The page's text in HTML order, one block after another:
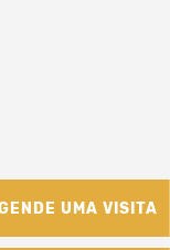
UMA VISITA